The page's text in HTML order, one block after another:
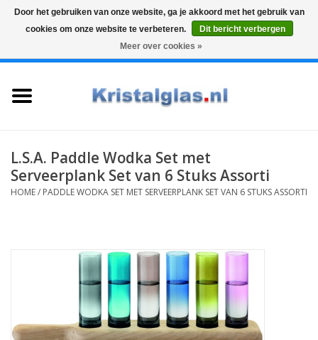
Graveren
Karaffen
Glas graveren
L.S.A. Paddle Wodka Set met
Serveerplank Set van 6 Stuks Assorti
HOME/ PADDLE WODKA SET MET SERVEERPLANK SET VAN 6 STUKS ASSORTI
Door het gebruiken van onze website, ga je akkoord met het gebruik van
cookies om onze website te verbeteren.
Dit bericht verbergen
Meer over cookies »